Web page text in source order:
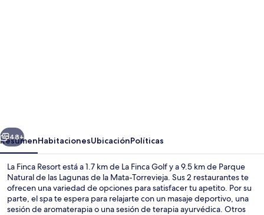
Siguiente
48+
ResumenHabitacionesUbicaciónPolíticas
La Finca Resort está a 1.7 km de La Finca Golf y a 9.5 km de Parque
Natural de las Lagunas de la Mata-Torrevieja. Sus 2 restaurantes te
ofrecen una variedad de opciones para satisfacer tu apetito. Por su
parte, el spa te espera para relajarte con un masaje deportivo, una
sesión de aromaterapia o una sesión de terapia ayurvédica. Otros